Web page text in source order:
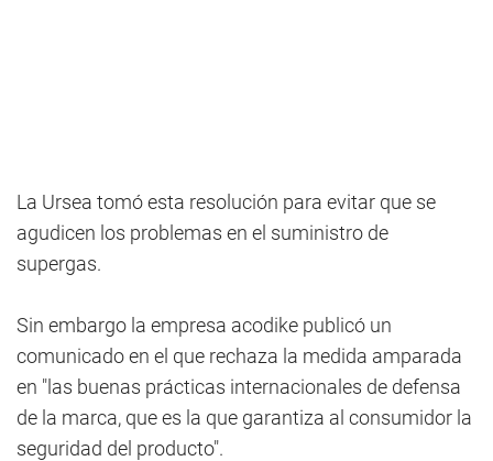
La Ursea tomó esta resolución para evitar que se
agudicen los problemas en el suministro de
supergas.
Sin embargo la empresa acodike publicó un
comunicado en el que rechaza la medida amparada
en "las buenas prácticas internacionales de defensa
de la marca, que es la que garantiza al consumidor la
seguridad del producto".